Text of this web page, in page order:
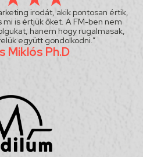
irodát, akik pontosan értik,
is értjük őket. A FM-ben nem
hanem hogy rugalmasak,
együtt gondolkodni.”
Miklós Ph.D